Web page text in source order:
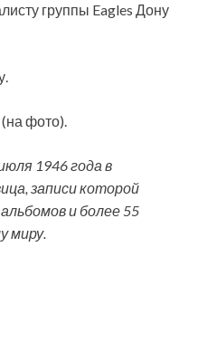
группы Eagles Дону
фото).
1946 года в
записи которой
и более 55
миру.